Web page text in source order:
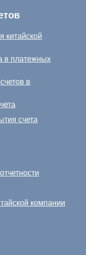
китайской
в платежных
в
счета
компании